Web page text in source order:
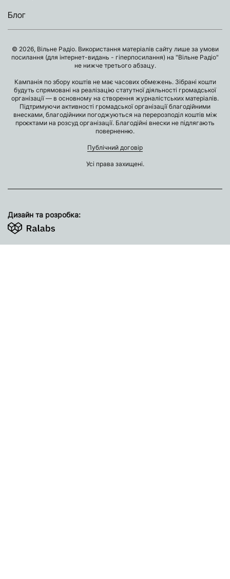
Блог
© 2026, Вільне Радіо. Використання матеріалів сайту лише за умови
посилання (для інтернет-видань - гіперпосилання) на "Вільне Радіо"
не нижче третього абзацу.
Кампанія по збору коштів не має часових обмежень. Зібрані кошти
будуть спрямовані на реалізацію статутної діяльності громадської
організації — в основному на створення журналістських матеріалів.
Підтримуючи активності громадської організації благодійними
внесками, благодійники погоджуються на перерозподіл коштів між
проєктами на розсуд організації. Благодійні внески не підлягають
поверненню.
Публічний договір
Усі права захищені.
Дизайн та розробка: